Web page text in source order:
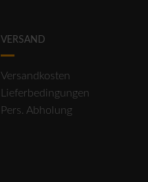
VERSAND
Versandkosten
Lieferbedingungen
Pers. Abholung